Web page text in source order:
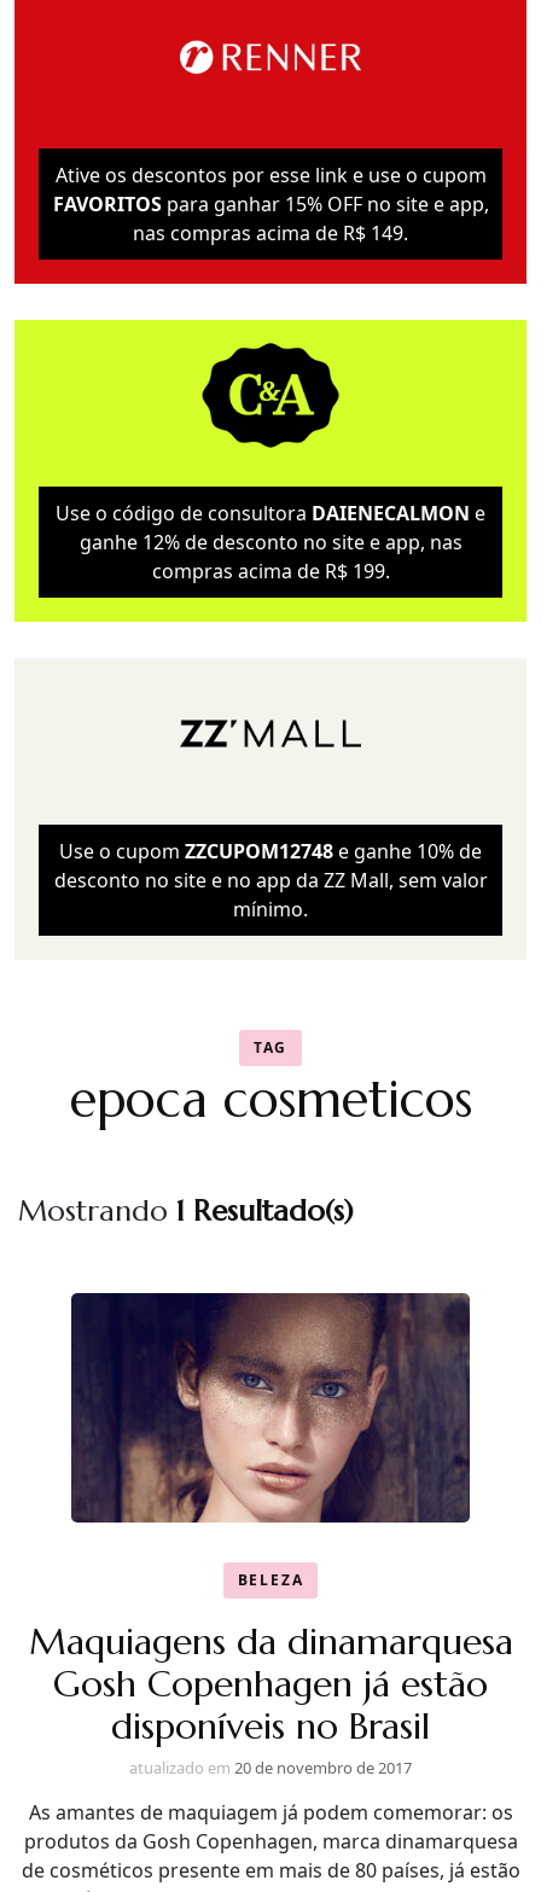
Ative os descontos por esse link e use o cupom
FAVORITOSpara ganhar 15% OFF no site e app,
nas compras acima de R$ 149.
Use o código de consultora DAIENECALMON e
ganhe 12% de desconto no site e app, nas
compras acima de R$ 199.
Use o cupom ZZCUPOM12748e ganhe 10% de
desconto no site e no app da ZZ Mall, sem valor
mínimo.
TAG
epoca cosmeticos
Mostrando 1 Resultado(s)
BELEZA
Maquiagens da dinamarquesa
Gosh Copenhagen já estão
disponíveis no Brasil
atualizado em 20 de novembro de 2017
As amantes de maquiagem já podem comemorar: os
produtos da Gosh Copenhagen, marca dinamarquesa
de cosméticos presente em mais de 80 países, já estão